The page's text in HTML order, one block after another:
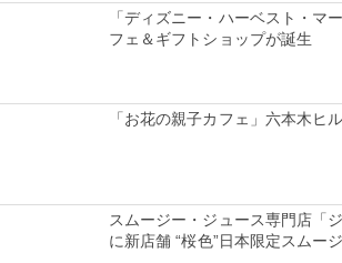
「ディズニー・ハーベスト・マ
フェ＆ギフトショップが誕生
「お花の親子カフェ」六本木ヒ
スムージー・ジュース専門店「
に新店舗 “桜色”日本限定スムー